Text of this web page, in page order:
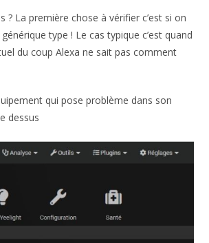
? La première chose à vérifier c’est si on
type ! Le cas typique c’est quand
du coup Alexa ne sait pas comment
qui pose problème dans son
dessus